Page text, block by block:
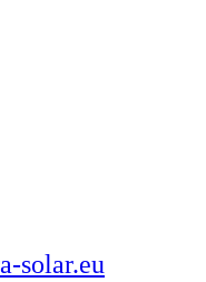
solar.eu